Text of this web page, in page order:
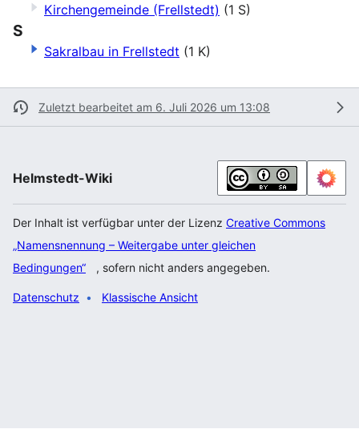
Kirchengemeinde (Frellstedt) (1 S)
S
Sakralbau in Frellstedt (1 K)
Zuletzt bearbeitet am 6. Juli 2026 um 13:08
Helmstedt-Wiki
Der Inhalt ist verfügbar unter der Lizenz Creative Commons
„Namensnennung – Weitergabe unter gleichen
Bedingungen“
, sofern nicht anders angegeben.
Datenschutz Klassische Ansicht